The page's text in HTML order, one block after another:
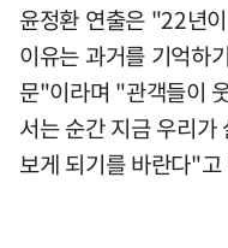
윤정환 연출은 "22년
이유는 과거를 기억하
문"이라며 "관객들이
서는 순간 지금 우리가
보게 되기를 바란다"고